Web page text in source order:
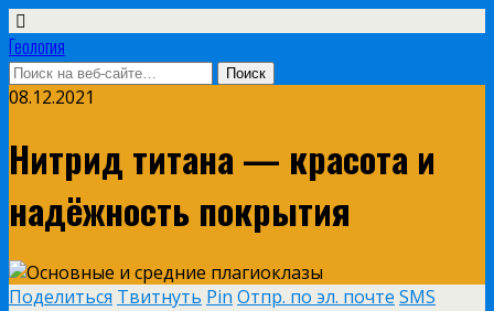
Геология
08.12.2021
Нитрид титана — красота и
надёжность покрытия
Поделиться Твитнуть Pin Отпр. по эл. почте SMS